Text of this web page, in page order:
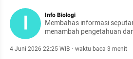
I Info Biologi
Membahas informasi
menambah pengetahuan
4 Juni 2026 22:25 WIB · waktu baca 3 menit